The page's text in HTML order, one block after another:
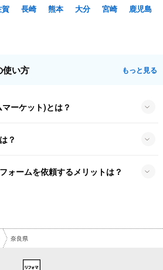
賀 長崎 熊本 大分 宮崎
鹿児島
使い方 もっと見る
ーケット)とは？
？
ォームを依頼するメリットは？
奈良県